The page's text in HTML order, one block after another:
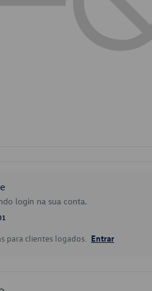
login na sua conta.
para clientes logados. Entrar